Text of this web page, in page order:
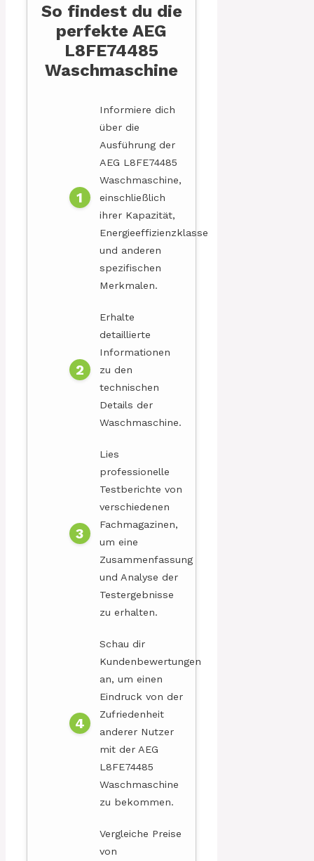
So findest du die
perfekte AEG
L8FE74485
Waschmaschine
Informiere dich
über die
Ausführung der
AEG L8FE74485
Waschmaschine,
einschließlich
ihrer Kapazität,
Energieeffizienzklasse
und anderen
spezifischen
Merkmalen.
Erhalte
detaillierte
Informationen
zu den
technischen
Details der
Waschmaschine.
Lies
professionelle
Testberichte von
verschiedenen
Fachmagazinen,
um eine
Zusammenfassung
und Analyse der
Testergebnisse
zu erhalten.
Schau dir
Kundenbewertungen
an, um einen
Eindruck von der
Zufriedenheit
anderer Nutzer
mit der AEG
L8FE74485
Waschmaschine
zu bekommen.
Vergleiche Preise
von